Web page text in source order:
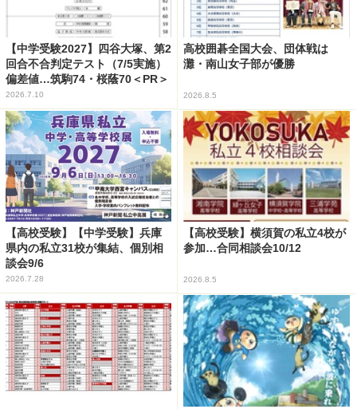
【中学受験2027】四谷大塚、第2
回合不合判定テスト（7/5実施）
偏差値…筑駒74・桜蔭70＜PR＞
2026.7.10
高校囲碁全国大会、団体戦は
灘・南山女子部が優勝
2026.8.5
【高校受験】【中学受験】兵庫
県内の私立31校が集結、個別相
談会9/6
2026.7.28
【高校受験】横須賀の私立4校が
参加…合同相談会10/12
2026.8.5